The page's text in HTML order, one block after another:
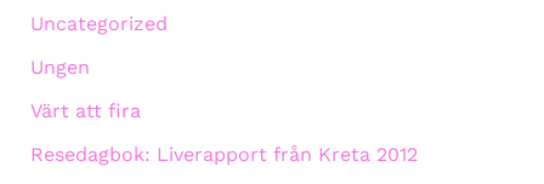
Uncategorized
Ungen
Värt att fira
Resedagbok: Liverapport från Kreta 2012